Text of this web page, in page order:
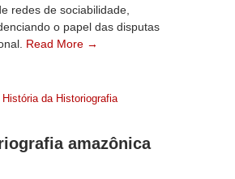
redes de sociabilidade,
o papel das disputas
Read More →
História da Historiografia
amazônica